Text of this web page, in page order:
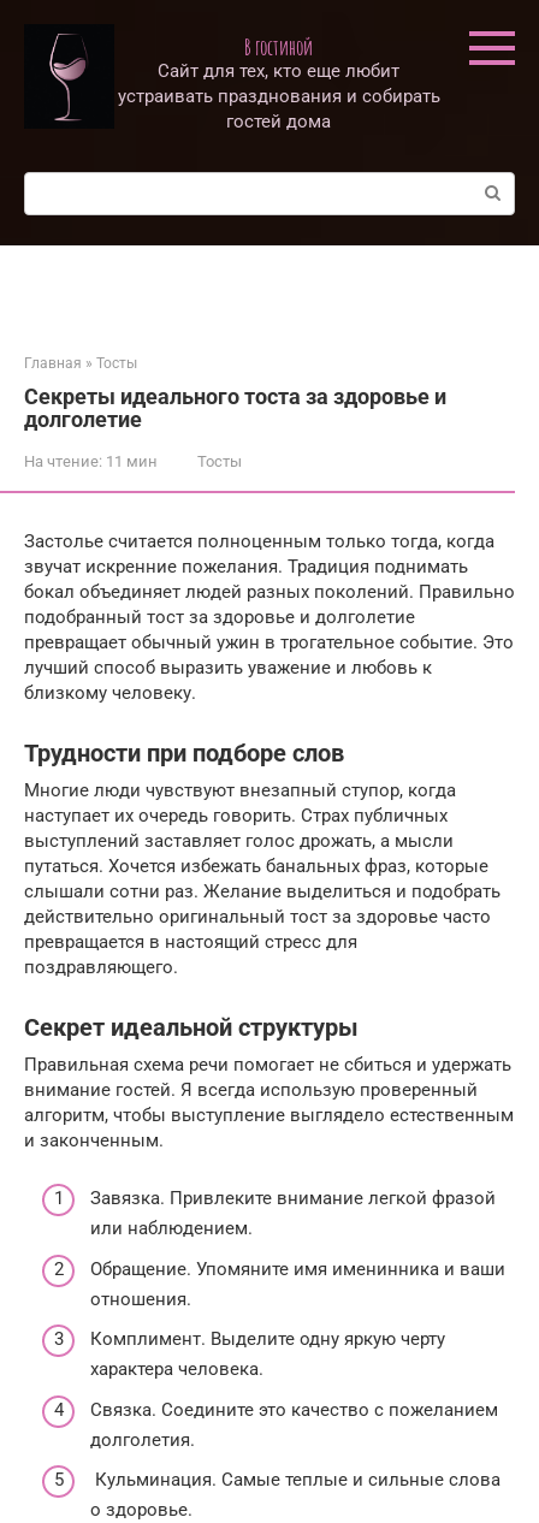
контенту
В гостиной
Сайт для тех, кто еще любит
устраивать празднования и собирать
гостей дома
Поиск:
Главная » Тосты
Секреты идеального тоста за здоровье и
долголетие
На чтение: 11 мин Тосты
Застолье считается полноценным только тогда, когда
звучат искренние пожелания. Традиция поднимать
бокал объединяет людей разных поколений. Правильно
подобранный тост за здоровье и долголетие
превращает обычный ужин в трогательное событие. Это
лучший способ выразить уважение и любовь к
близкому человеку.
Трудности при подборе слов
Многие люди чувствуют внезапный ступор, когда
наступает их очередь говорить. Страх публичных
выступлений заставляет голос дрожать, а мысли
путаться. Хочется избежать банальных фраз, которые
слышали сотни раз. Желание выделиться и подобрать
действительно оригинальный тост за здоровье часто
превращается в настоящий стресс для
поздравляющего.
Секрет идеальной структуры
Правильная схема речи помогает не сбиться и удержать
внимание гостей. Я всегда использую проверенный
алгоритм, чтобы выступление выглядело естественным
и законченным.
Завязка. Привлеките внимание легкой фразой
или наблюдением.
Обращение. Упомяните имя именинника и ваши
отношения.
Комплимент. Выделите одну яркую черту
характера человека.
Связка. Соедините это качество с пожеланием
долголетия.
Кульминация. Самые теплые и сильные слова
о здоровье.